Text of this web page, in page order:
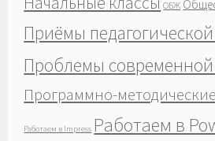
ОБЖ
Приёмы
Проблемы
Программно-
Работаем в Impress Работаем в